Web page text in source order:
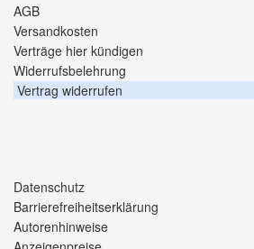
AGB
Versandkosten
Verträge hier kündigen
Widerrufsbelehrung
Vertrag widerrufen
Datenschutz
Barrierefreiheitserklärung
Autorenhinweise